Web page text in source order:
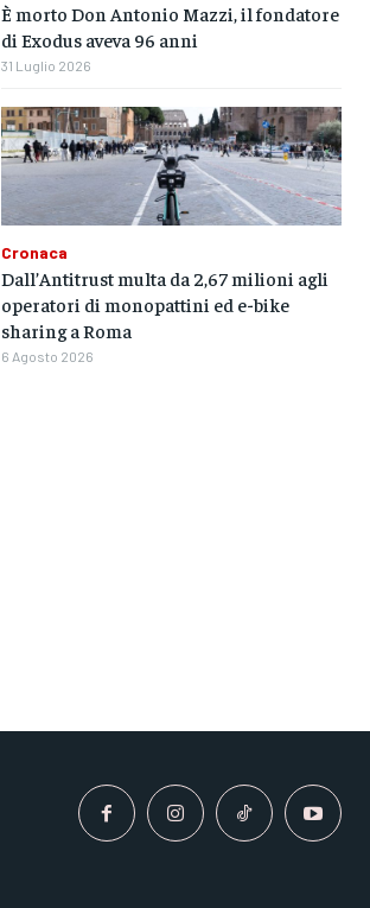
È morto Don Antonio Mazzi, il fondatore
di Exodus aveva 96 anni
31 Luglio 2026
Cronaca
Dall’Antitrust multa da 2,67 milioni agli
operatori di monopattini ed e-bike
sharing a Roma
6 Agosto 2026